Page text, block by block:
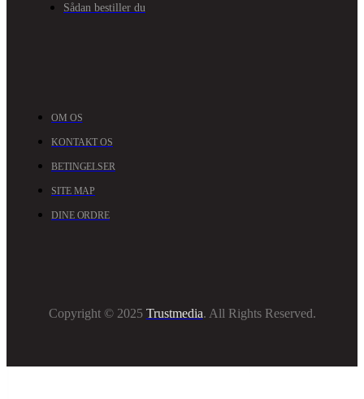
Sådan bestiller du
OM OS
KONTAKT OS
BETINGELSER
SITE MAP
DINE ORDRE
Copyright © 2025 Trustmedia. All Rights Reserved.